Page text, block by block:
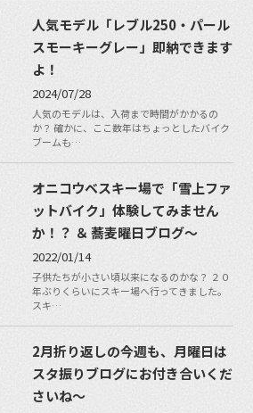
人気モデル「レブル250・パール
スモーキーグレー」即納できます
よ！
2024/07/28
人気のモデルは、入荷まで時間がかかるの
か？ 確かに、ここ数年はちょっとしたバイク
ブームも…
オニコウベスキー場で「雪上ファ
ットバイク」体験してみません
か！？ ＆ 蕎麦曜日ブログ〜
2022/01/14
子供たちが小さい頃以来になるのかな？ ２０
年ぶりくらいにスキー場へ行ってきました。
スキ…
2月折り返しの今週も、月曜日は
スタ振りブログにお付き合いくだ
さいね〜